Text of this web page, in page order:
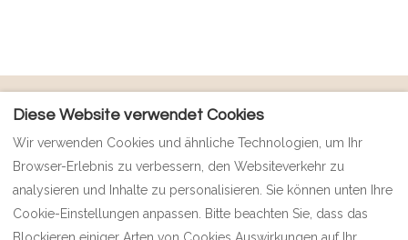
RICHTLINIEN
Zahlungsrichtlinien
Datenschutzrichtlinie
Cookie-Richtlinie
Geschäftsbedingungen
Kontakt
Lage
Häufig gestellte Fragen
Impressum
Diese Website verwendet Cookies
Wir verwenden Cookies und ähnliche Technologien, um Ihr
Browser-Erlebnis zu verbessern, den Websiteverkehr zu
analysieren und Inhalte zu personalisieren. Sie können unten Ihre
Cookie-Einstellungen anpassen. Bitte beachten Sie, dass das
Blockieren einiger Arten von Cookies Auswirkungen auf Ihr